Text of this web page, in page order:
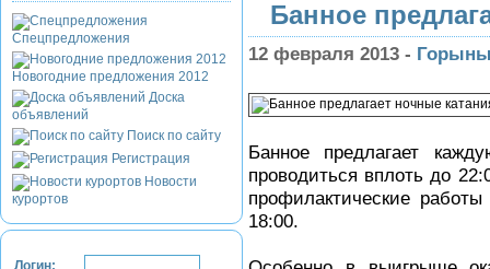
Спецпредложения
Новогодние предложения 2012
Доска
объявлений
Поиск по сайту
Регистрация
Новости
курортов
Логин:
Банное
12 февраля 2013 -
Банное предлагает
проводиться вплоть до
профилактические
18:00.